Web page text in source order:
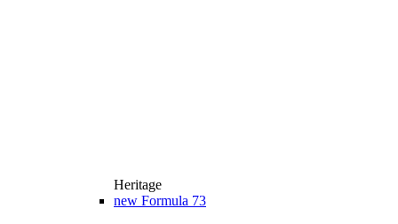
Heritage
new Formula 73